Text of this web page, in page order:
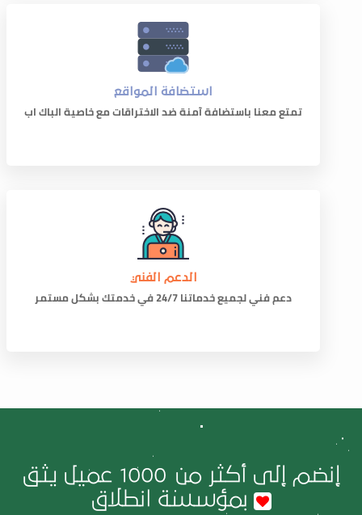
استضافة المواقع
تمتع معنا باستضافة آمنة ضد الاختراقات مع خاصية الباك اب
الدعم الفني
دعم فني لجميع خدماتنا 24/7 في خدمتك بشكل مستمر
إنضم إلى أكثر من 1000 عميل يثق
بمؤسسة انطلاق